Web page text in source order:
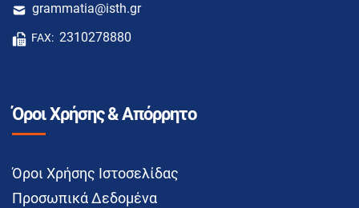
grammatia@isth.gr
FAX: 2310278880
Όροι Χρήσης & Απόρρητο
Όροι Χρήσης Ιστοσελίδας
Προσωπικά Δεδομένα